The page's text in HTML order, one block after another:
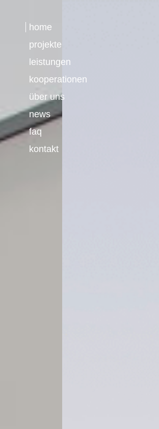
home
projekte
leistungen
kooperationen
über uns
news
faq
kontakt